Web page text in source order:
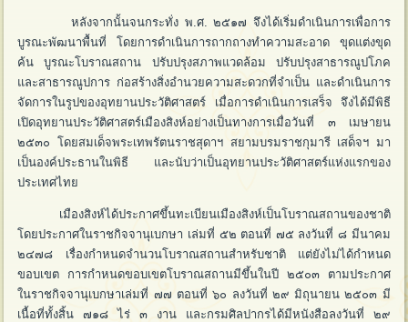
หลังจากนั้นจนกระทั่ง พ.ศ. ๒๕๑๗ จึงได้เริ่มดำเนินการเพื่อการ
บูรณะพัฒนาพื้นที่ โดยการดำเนินการถากถางทำความสะอาด ขุดแต่งขุด
ค้น บูรณะโบราณสถาน ปรับปรุงสภาพแวดล้อม ปรับปรุงสาธารณูปโภค
และสาธารณูปการ ก่อสร้างสิ่งอำนวยความสะดวกที่จำเป็น และดำเนินการ
จัดการในรูปของอุทยานประวัติศาสตร์ เมื่อการดำเนินการเสร็จ จึงได้มีพิธี
เปิดอุทยานประวัติศาสตร์เมืองสิงห์อย่างเป็นทางการเมื่อวันที่ ๓ เมษายน
๒๕๓๐ โดยสมเด็จพระเทพรัตนราชสุดาฯ สยามบรมราชกุมารี เสด็จฯ มา
เป็นองค์ประธานในพิธี และนับว่าเป็นอุทยานประวัติศาสตร์แห่งแรกของ
ประเทศไทย
เมืองสิงห์ได้ประกาศขึ้นทะเบียนเมืองสิงห์เป็นโบราณสถานของชาติ
โดยประกาศในราชกิจจานุเบกษา เล่มที่ ๕๒ ตอนที่ ๗๕ ลงวันที่ ๘ มีนาคม
๒๔๗๘ เรื่องกำหนดจำนวนโบราณสถานสำหรับชาติ แต่ยังไม่ได้กำหนด
ขอบเขต การกำหนดขอบเขตโบราณสถานมีขึ้นในปี ๒๕๐๓ ตามประกาศ
ในราชกิจจานุเบกษาเล่มที่ ๗๗ ตอนที่ ๖๐ ลงวันที่ ๒๙ มิถุนายน ๒๕๐๓ มี
เนื้อที่ทั้งสิ้น ๗๑๘ ไร่ ๓ งาน และกรมศิลปากรได้มีหนังสือลงวันที่ ๒๙